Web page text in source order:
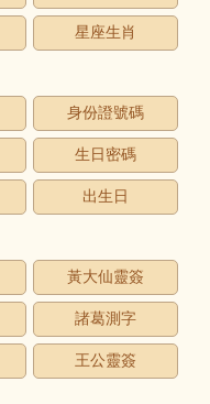
星座生肖
身份證號碼
生日密碼
出生日
黃大仙靈簽
諸葛測字
王公靈簽